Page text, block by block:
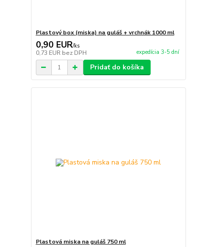
Plastový box (miska) na guláš + vrchnák 1000 ml
0,90 EUR/ks
0,73 EUR bez DPH expedícia 3-5 dní
Pridať do košíka
Plastová miska na guláš 750 ml